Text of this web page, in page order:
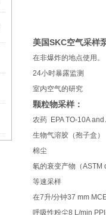
美国SKC空气采样
在非爆炸的地点使用。
24小时暴露监测
室内空气的研究
颗粒物采样：
农药 EPA TO-10A
生物气溶胶（孢子盒）
棉尘
氡的衰变产物（ASTM
等速采样
在7升/分钟37 mm
呼吸性粉尘8 L/min